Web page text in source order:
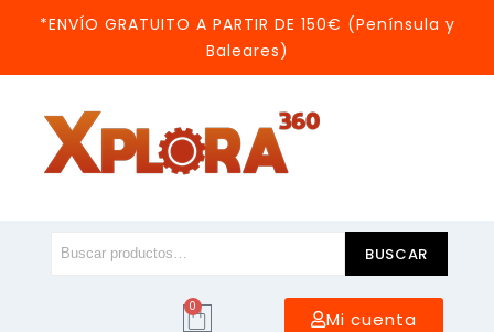
*ENVÍO GRATUITO A PARTIR DE 150€ (Península y
Baleares)
BUSCAR
0
Mi cuenta